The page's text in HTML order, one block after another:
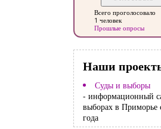
Всего проголосовало
1 человек
Прошлые опросы
Наши
Суды и выборы
- информационный
выборах в Приморье
года